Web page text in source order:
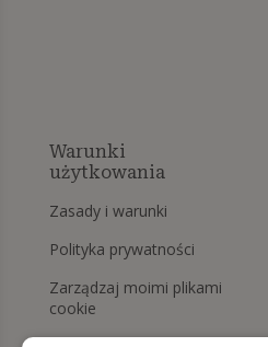
Warunki
użytkowania
Zasady i warunki
Polityka prywatności
Zarządzaj moimi plikami
cookie